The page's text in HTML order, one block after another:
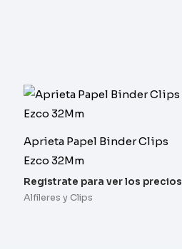
Aprieta Papel Binder Clips
Ezco 32Mm
Registrate para ver los precios
Alfileres y Clips